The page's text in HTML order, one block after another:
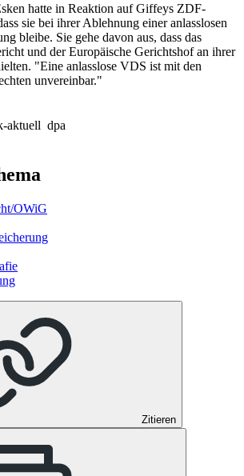
hatte in Reaktion auf Giffeys ZDF-
sie bei ihrer Ablehnung einer anlasslosen
bleibe. Sie gehe davon aus, dass das
und der Europäische Gerichtshof an ihrer
"Eine anlasslose VDS ist mit den
unvereinbar."
aktuell dpa
OWiG
Zitieren